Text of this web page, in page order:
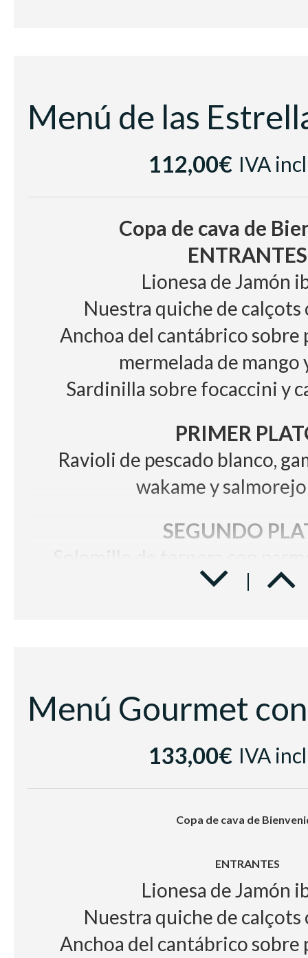
Vino BlancoCasa Luz
Vino Tinto
Cerveza con y sin alcohol,
Café e
112,00€ IVA
Copa de cava de
ENTRANTES
Lionesa de Jamón
Nuestra quiche de calçots
Anchoa del cantábrico sobre
mermelada de mango
Sardinilla sobre focaccini y
PRIMER
Ravioli de pescado blanco,
wakame y
SEGUNDO
manzana y demi glace
Vino BlancoSumarroca Blancs
133,00€ IVA
Copa de cava de
ENTRANTES
Lionesa de Jamón
Nuestra quiche de calçots
Anchoa del cantábrico sobre